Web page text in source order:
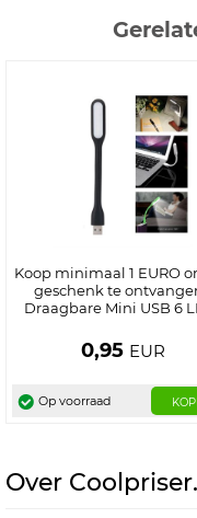
Koop minimaal 1 EURO
geschenk te
Draagbare Mini USB 6
0,95 EUR
Op voorraad
Over